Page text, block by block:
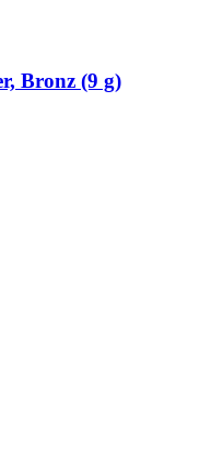
Bronz (9 g)